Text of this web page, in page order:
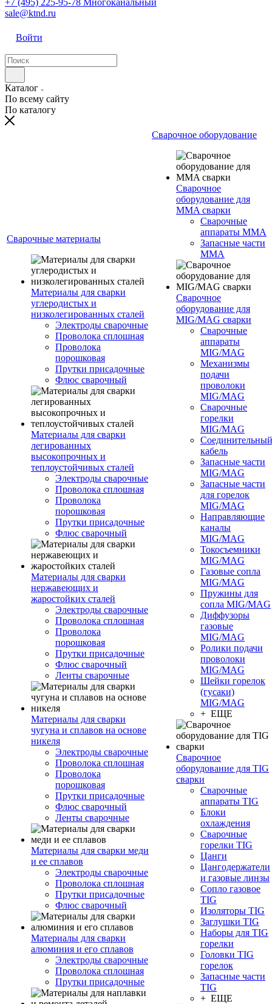
+7 (495) 225-95-78 Многоканальный
sale@ktnd.ru
Войти
Каталог
По всему сайту
По каталогу
Сварочные материалы
Материалы для сварки
углеродистых и
низколегированных сталей
Электроды сварочные
Проволока сплошная
Проволока
порошковая
Прутки присадочные
Флюс сварочный
Материалы для сварки
легированных
высокопрочных и
теплоустойчивых сталей
Электроды сварочные
Проволока сплошная
Проволока
порошковая
Прутки присадочные
Флюс сварочный
Материалы для сварки
нержавеющих и
жаростойких сталей
Электроды сварочные
Проволока сплошная
Проволока
порошковая
Прутки присадочные
Флюс сварочный
Ленты сварочные
Материалы для сварки
чугуна и сплавов на основе
никеля
Электроды сварочные
Проволока сплошная
Проволока
порошковая
Прутки присадочные
Флюс сварочный
Ленты сварочные
Материалы для сварки меди
и ее сплавов
Электроды сварочные
Проволока сплошная
Прутки присадочные
Флюс сварочный
Материалы для сварки
алюминия и его сплавов
Электроды сварочные
Проволока сплошная
Прутки присадочные
Сварочное оборудование
Сварочное
оборудование для
MMA сварки
Сварочные
аппараты MMA
Запасные части
MMA
Сварочное
оборудование для
MIG/MAG сварки
Сварочные
аппараты
MIG/MAG
Механизмы
подачи
проволоки
MIG/MAG
Сварочные
горелки
MIG/MAG
Соединительный
кабель
Запасные части
MIG/MAG
Запасные части
для горелок
MIG/MAG
Направляющие
каналы
MIG/MAG
Токосъемники
MIG/MAG
Газовые сопла
MIG/MAG
Пружины для
сопла MIG/MAG
Диффузоры
газовые
MIG/MAG
Ролики подачи
проволоки
MIG/MAG
Шейки горелок
(гусаки)
MIG/MAG
+ ЕЩЕ
Сварочное
оборудование для TIG
сварки
Сварочные
аппараты TIG
Блоки
охлаждения
Сварочные
горелки TIG
Цанги
Цангодержатели
и газовые линзы
Сопло газовое
TIG
Изоляторы TIG
Заглушки TIG
Наборы для TIG
горелки
Головки TIG
горелок
Запасные части
TIG
+ ЕЩЕ